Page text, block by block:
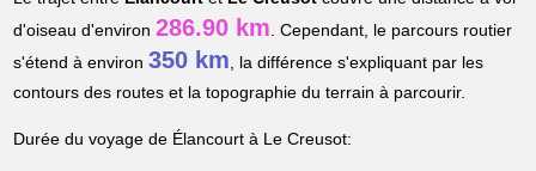
d'oiseau d'environ286.90 km. Cependant, le parcours routier
s'étend à environ350 km, la différence s'expliquant par les
contours des routes et la topographie du terrain à parcourir.
Durée du voyage de Élancourt à Le Creusot: